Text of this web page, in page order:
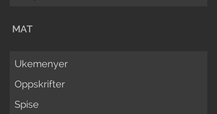
MAT
Ukemenyer
Oppskrifter
Spise